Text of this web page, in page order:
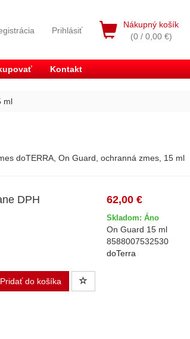
Nákupný košík
(0 / 0,00 €)
Prihlásiť
Kontakt
ml
doTERRA, On Guard, ochranná zmes, 15 ml
DPH 62,00 €
Skladom: Áno
On Guard 15 ml
8588007532530
doTerra
Pridať do košíka